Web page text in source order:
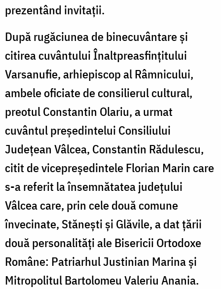
prezentând invitații.
După rugăciunea de binecuvântare și
citirea cuvântului Înaltpreasfințitului
Varsanufie, arhiepiscop al Râmnicului,
ambele oficiate de consilierul cultural,
preotul Constantin Olariu, a urmat
cuvântul președintelui Consiliului
Județean Vâlcea, Constantin Rădulescu,
citit de vicepreședintele Florian Marin care
s-a referit la însemnătatea județului
Vâlcea care, prin cele două comune
învecinate, Stănești și Glăvile, a dat țării
două personalități ale Bisericii Ortodoxe
Române: Patriarhul Justinian Marina și
Mitropolitul Bartolomeu Valeriu Anania.